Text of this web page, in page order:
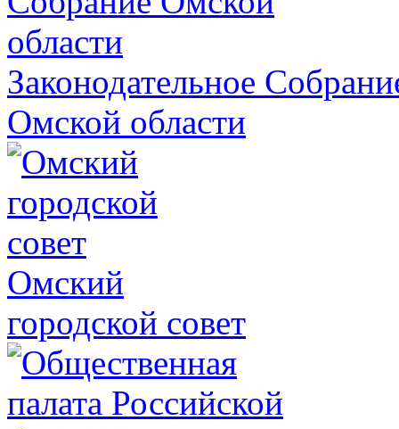
Законодательное
Омской области
Омский
городской совет